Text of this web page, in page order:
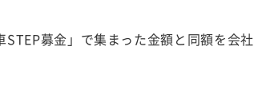
募金」で集まった金額と同額を会社